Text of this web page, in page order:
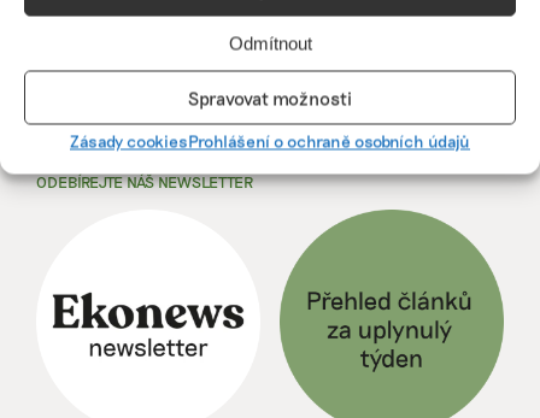
Odmítnout
Spravovat možnosti
Zásady cookiesProhlášení o ochraně osobních údajů
Předchozí 1
ODEBÍREJTE NÁŠ NEWSLETTER